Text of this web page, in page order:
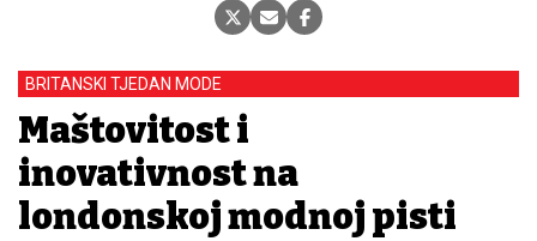
BRITANSKI TJEDAN MODE
Maštovitost i
inovativnost na
londonskoj modnoj pisti